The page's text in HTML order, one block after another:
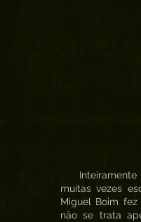
Inteiramente
muitas vezes
Miguel Boim
não se trata